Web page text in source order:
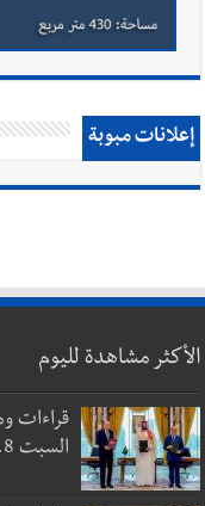
إعلانات مبوبة
الأكثر مشاهدة لليوم
قراءات
السبت 8...